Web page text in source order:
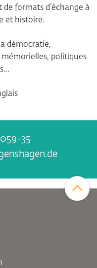
formats d’échange à
et histoire.
démocratie,
politiques
35
Zum